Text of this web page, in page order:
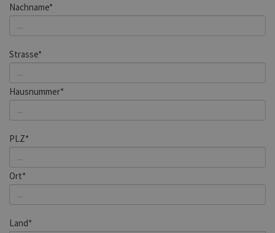
Nachname*
Strasse*
Hausnummer*
PLZ*
Ort*
Land*